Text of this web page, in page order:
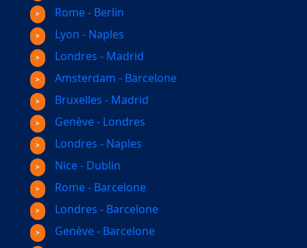
Rome - Berlin
Lyon - Naples
Londres - Madrid
Amsterdam - Barcelone
Bruxelles - Madrid
Genève - Londres
Londres - Naples
Nice - Dublin
Rome - Barcelone
Londres - Barcelone
Genève - Barcelone